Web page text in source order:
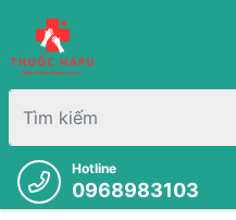
Hotline
0968983103